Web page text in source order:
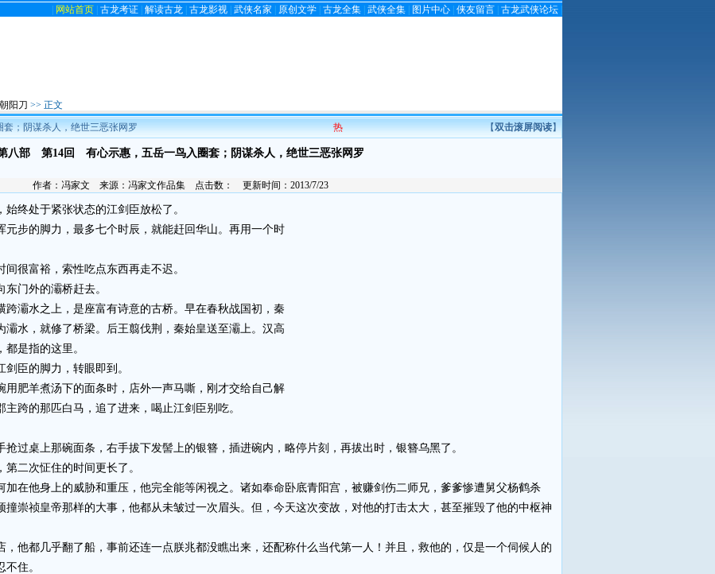
网站首页 古龙考证 解读古龙 古龙影视 武侠名家 原创文学 古龙全集 武侠全集 图片中心 侠友留言 古龙武侠论坛
阳刀 >> 正文
；阴谋杀人，绝世三恶张网罗
热 【双击滚屏阅读】
八部 第14回 有心示惠，五岳一鸟入圈套；阴谋杀人，绝世三恶张网罗
作者： 冯家文 来源： 冯家文作品集 点击数： 更新时间：2013/7/23
终处于紧张状态的江剑臣放松了。
步的脚力，最多七个时辰，就能赶回华山。再用一个时
很富裕，索性吃点东西再走不迟。
门外的灞桥赶去。
灞水之上，是座富有诗意的古桥。早在春秋战国初，秦
水，就修了桥梁。后王翦伐荆，秦始皇送至灞上。汉高
是指的这里。
臣的脚力，转眼即到。
肥羊煮汤下的面条时，店外一声马嘶，刚才交给自己解
跨的那匹白马，追了进来，喝止江剑臣别吃。
桌上那碗面条，右手拔下发髻上的银簪，插进碗内，略停片刻，再拔出时，银簪乌黑了。
二次怔住的时间更长了。
他身上的威胁和重压，他完全能等闲视之。诸如奉命卧底青阳宫，被赚剑伤二师兄，爹爹惨遭舅父杨鹤杀
崇祯皇帝那样的大事，他都从未皱过一次眉头。但，今天这次变故，对他的打击太大，甚至摧毁了他的中枢神
都几乎翻了船，事前还连一点朕兆都没瞧出来，还配称什么当代第一人！并且，救他的，仅是一个伺候人的
住。